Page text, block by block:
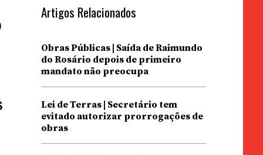
Artigos Relacionados
Obras Públicas | Saída de Raimundo
do Rosário depois de primeiro
mandato não preocupa
Lei de Terras | Secretário tem
evitado autorizar prorrogações de
obras